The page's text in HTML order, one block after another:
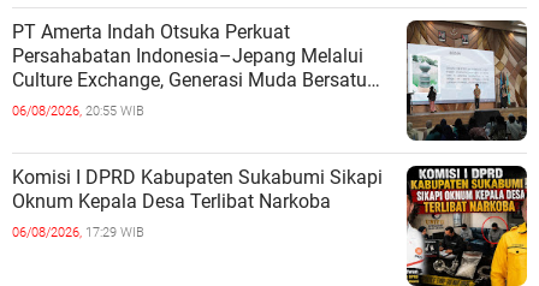
PT Amerta Indah Otsuka Perkuat
Persahabatan Indonesia–Jepang Melalui
Culture Exchange, Generasi Muda Bersatu
Wujudkan Masa Depan Berkelanjutan
06/08/2026, 20:55 WIB
Komisi I DPRD Kabupaten Sukabumi Sikapi
Oknum Kepala Desa Terlibat Narkoba
06/08/2026, 17:29 WIB